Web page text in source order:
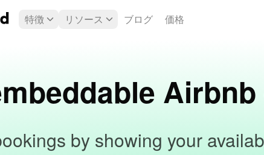
特徴 リソース ブログ 価格
by showing your